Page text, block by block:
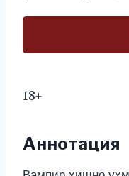
18+
Аннотация